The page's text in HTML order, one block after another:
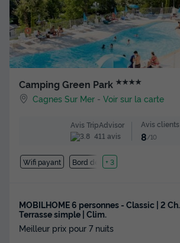
Camping Green Park ★★★★
Cagnes Sur Mer -Voir sur la carte
Avis TripAdvisor
411 avis
Avis clients
8/10
Wifi payant Bord de mer
+ 3
MOBILHOME 6 personnes - Classic | 2
Terrasse simple | Clim.
Meilleur prix pour 7 nuits